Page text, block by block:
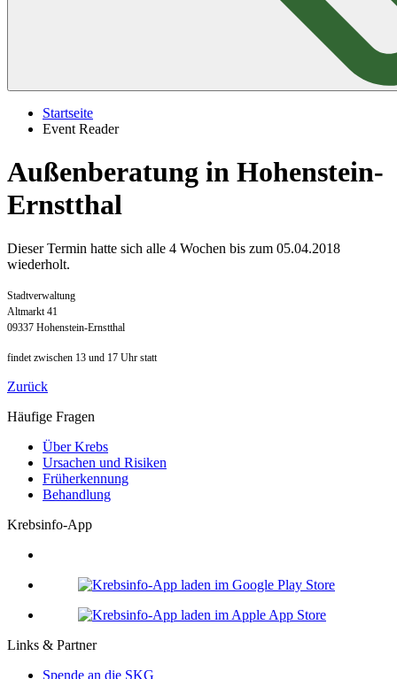
Startseite
Event Reader
Außenberatung in Hohenstein-
Ernstthal
Dieser Termin hatte sich alle 4 Wochen bis zum 05.04.2018
wiederholt.
Stadtverwaltung
Altmarkt 41
09337 Hohenstein-Ernstthal
findet zwischen 13 und 17 Uhr statt
Zurück
Häufige Fragen
Über Krebs
Ursachen und Risiken
Früherkennung
Behandlung
Krebsinfo-App
Links & Partner
Spende an die SKG